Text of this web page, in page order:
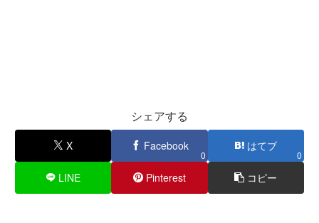
シェアする
X Facebook
0
はてブ
0
LINE Pinterest コピー